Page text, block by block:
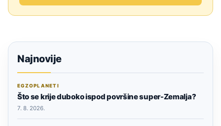
Najnovije
EGZOPLANETI
Što se krije duboko ispod površine super-Zemalja?
7. 8. 2026.